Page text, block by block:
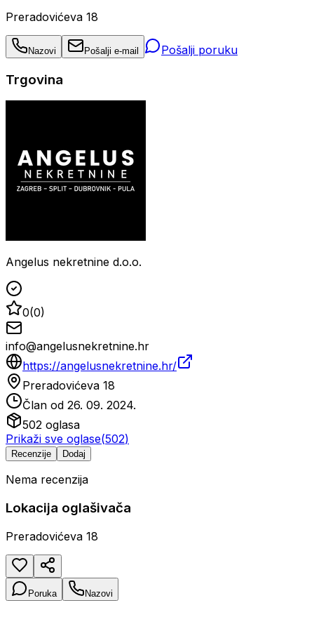
Preradovićeva 18
Nazovi Pošalji e-mail Pošalji poruku
Trgovina
Angelus nekretnine d.o.o.
0(0)
info@angelusnekretnine.hr
https://angelusnekretnine.hr/
Preradovićeva 18
Član od 26. 09. 2024.
502 oglasa
Prikaži sve oglase(502)
Recenzije Dodaj
Nema recenzija
Lokacija oglašivača
Preradovićeva 18
Poruka Nazovi